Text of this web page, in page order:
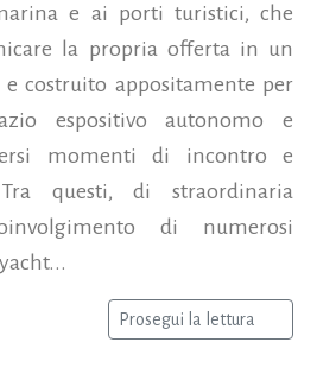
e ai porti turistici, che
la propria offerta in un
costruito appositamente per
espositivo autonomo e
momenti di incontro e
questi, di straordinaria
di numerosi
Prosegui la lettura